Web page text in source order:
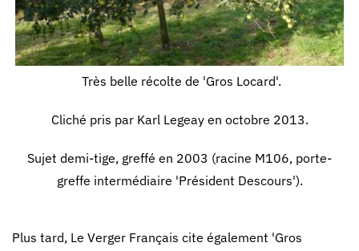
Très belle récolte de 'Gros Locard'.
Cliché pris par Karl Legeay en octobre 2013.
Sujet demi-tige, greffé en 2003 (racine M106, porte-
greffe intermédiaire 'Président Descours').
Plus tard, Le Verger Français cite également 'Gros